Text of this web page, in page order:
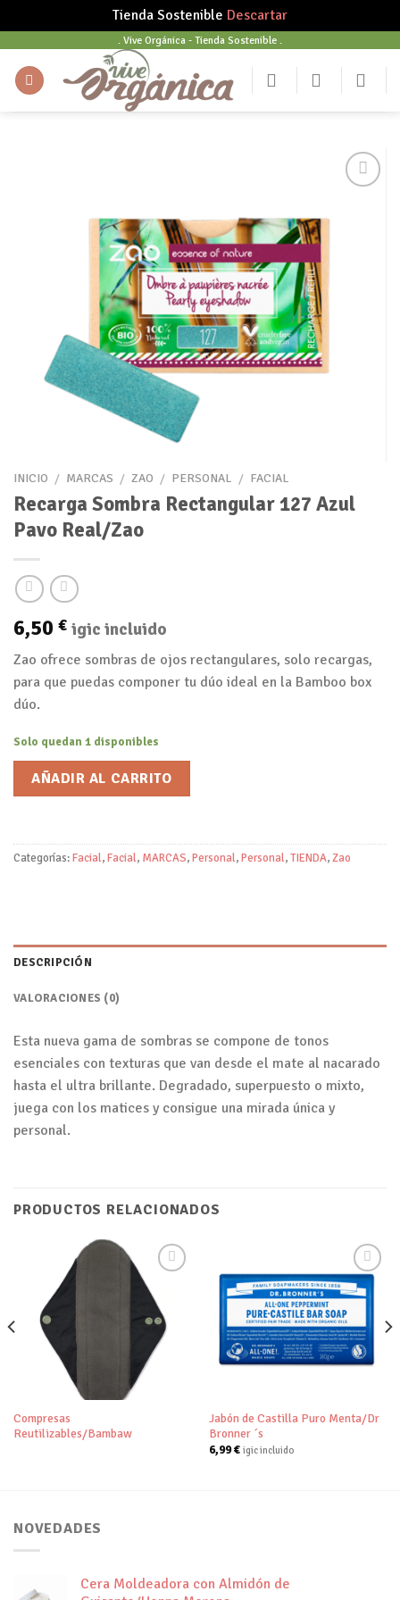
Tienda Sostenible Descartar
content
. Vive Orgánica - Tienda Sostenible .
INICIO / MARCAS / ZAO / PERSONAL / FACIAL
Recarga Sombra Rectangular 127 Azul
Pavo Real/Zao
6,50 € igic incluido
Zao ofrece sombras de ojos rectangulares, solo recargas,
para que puedas componer tu dúo ideal en la Bamboo box
dúo.
Solo quedan 1 disponibles
AÑADIR AL CARRITO
Categorías:Facial,Facial, MARCAS,Personal,Personal,TIENDA,Zao
DESCRIPCIÓN
VALORACIONES (0)
Esta nueva gama de sombras se compone de tonos
esenciales con texturas que van desde el mate al nacarado
hasta el ultra brillante. Degradado, superpuesto o mixto,
juega con los matices y consigue una mirada única y
personal.
PRODUCTOS RELACIONADOS
Añadir
a tu
lista de
deseos
Compresas
Reutilizables/Bambaw
Añadir
a tu
lista de
deseos
Jabón de Castilla Puro Menta/Dr
Bronner ´s
6,99€ igic incluido
NOVEDADES
Cera Moldeadora con Almidón de